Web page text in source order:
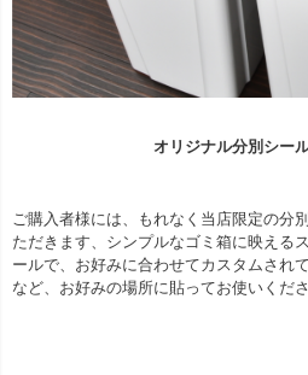
オリジナル分別シー
ご購入者様には、もれなく当店限定の分
ただきます、シンプルなゴミ箱に映える
ールで、お好みに合わせてカスタムされ
など、お好みの場所に貼ってお使いくださ